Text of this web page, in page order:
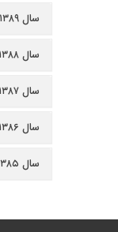
سال ۱۳۸۹ (۲۳۳)
سال ۱۳۸۸ (۱۶۳)
سال ۱۳۸۷ (۸۹)
سال ۱۳۸۶ (۶۵)
سال ۱۳۸۵ (۳)